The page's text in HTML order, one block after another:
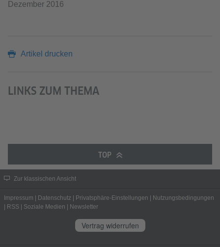
Dezember 2016
Artikel drucken
LINKS ZUM THEMA
TOP
Zur klassischen Ansicht
Impressum Datenschutz Privatsphäre-Einstellungen
Nutzungsbedingungen
RSS Soziale Medien Newsletter
Vertrag widerrufen